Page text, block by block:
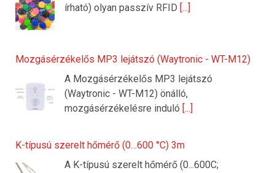
írható) olyan passzív RFID [...]
Mozgásérzékelős MP3 lejátszó (Waytronic - WT-M12)
A Mozgásérzékelős MP3 lejátszó
(Waytronic - WT-M12) önálló,
mozgásérzékelésre induló [...]
K-típusú szerelt hőmérő (0…600 °C) 3m
A K-típusú szerelt hőmérő (0...600C;